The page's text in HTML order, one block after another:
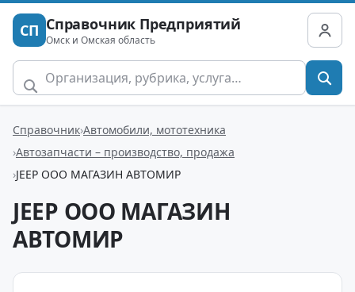
СП Справочник Предприятий
Омск и Омская область
Справочник Автомобили, мототехника
Автозапчасти – производство, продажа
JEEP ООО МАГАЗИН АВТОМИР
JEEP ООО МАГАЗИН
АВТОМИР